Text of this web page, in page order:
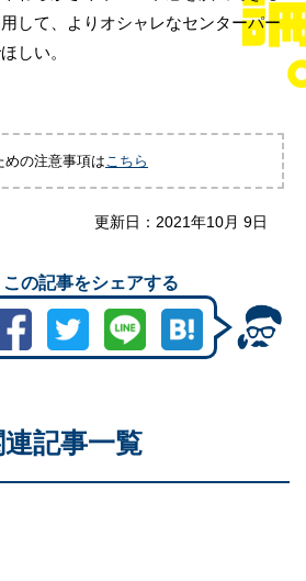
して、よりオシャレなセンターパー
しい。
めの注意事項はこちら
更新日： 2021年10月 9日
この記事をシェアする
連記事一覧